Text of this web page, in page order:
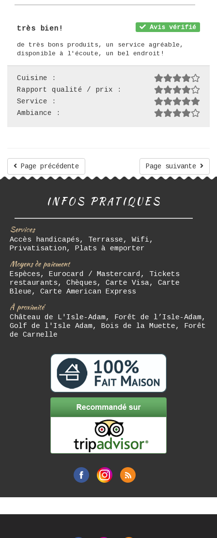
Avis vérifié
très bien!
de très bons produits, un service agréable,
disponible à l'écoute, un bel endroit!
Cuisine :
Rapport qualité / prix :
Service :
Ambiance :
Page suivante
Page précédente
INFOS PRATIQUES
Services
Accès handicapés, Terrasse, Wifi,
Privatisation, Plats à emporter
Moyens de paiement
Espèces, Eurocard / Mastercard, Tickets
restaurants, Chèques, Carte Visa, Carte
Bleue, Carte American Express
À proximité
Château de L'Isle-Adam, Forêt de l’Isle-Adam,
Golf de l'Isle Adam, Bois de la Muette, Forêt
de Carnelle